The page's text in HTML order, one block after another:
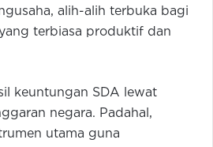
alih-alih terbuka bagi
terbiasa produktif dan
keuntungan SDA lewat
negara. Padahal,
utama guna